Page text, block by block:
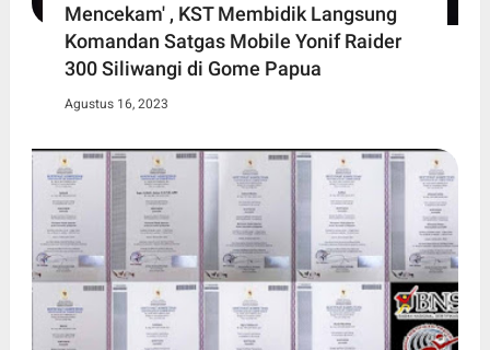
Mencekam' , KST Membidik Langsung
Komandan Satgas Mobile Yonif Raider
300 Siliwangi di Gome Papua
Agustus 16, 2023